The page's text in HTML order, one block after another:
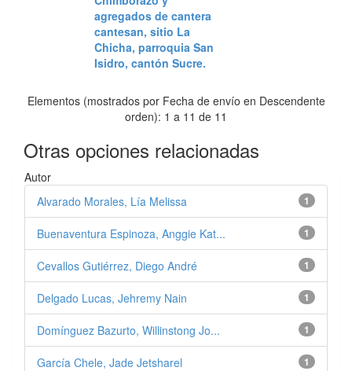
agregados de cantera
cantesan, sitio La
Chicha, parroquia San
Isidro, cantón Sucre.
Elementos (mostrados por Fecha de envío en Descendente
orden): 1 a 11 de 11
Otras opciones relacionadas
Autor
1
Alvarado Morales, Lía Melissa
1
Buenaventura Espinoza, Anggie Kat...
1
Cevallos Gutiérrez, Diego André
1
Delgado Lucas, Jehremy Nain
1
Domínguez Bazurto, Willinstong Jo...
1
García Chele, Jade Jetsharel